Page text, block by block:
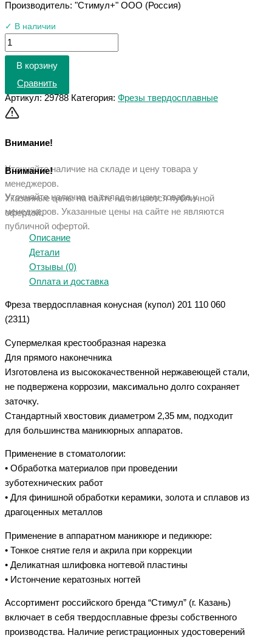
Производитель: "Стимул+" ООО (Россия)
✓ В наличии
В корзину
Сравнить
Артикул:29788 Категория: Фрезы твердосплавные
Внимание!
Уточняйте наличие на складе и цену товара у
менеджеров.
Указанные цены на сайте не являются публичной
офертой.
Внимание!
Уточняйте наличие на складе и цену товара у
менеджеров. Указанные цены на сайте не являются
публичной офертой.
Описание
Детали
Отзывы (0)
Оплата и доставка
Фреза твердосплавная конусная (купол) 201 110 060
(2311)
Супермелкая крестообразная нарезка
Для прямого наконечника
Изготовлена из высококачественной нержавеющей стали,
не подвержена коррозии, максимально долго сохраняет
заточку.
Стандартный хвостовик диаметром 2,35 мм, подходит
для большинства маникюрных аппаратов.
Применение в стоматологии:
• Обработка материалов при проведении
зуботехнических работ
• Для финишной обработки керамики, золота и сплавов из
драгоценных металлов
Применение в аппаратном маникюре и педикюре:
• Тонкое снятие геля и акрила при коррекции
• Деликатная шлифовка ногтевой пластины
• Истончение кератозных ногтей
Ассортимент российского бренда “Стимул” (г. Казань)
включает в себя твердосплавные фрезы собственного
производства. Наличие регистрационных удостоверений